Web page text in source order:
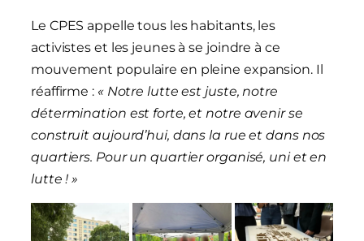
Le CPES appelle tous les habitants, les
activistes et les jeunes à se joindre à ce
mouvement populaire en pleine expansion. Il
réaffirme : « Notre lutte est juste, notre
détermination est forte, et notre avenir se
construit aujourd’hui, dans la rue et dans nos
quartiers. Pour un quartier organisé, uni et en
lutte ! »